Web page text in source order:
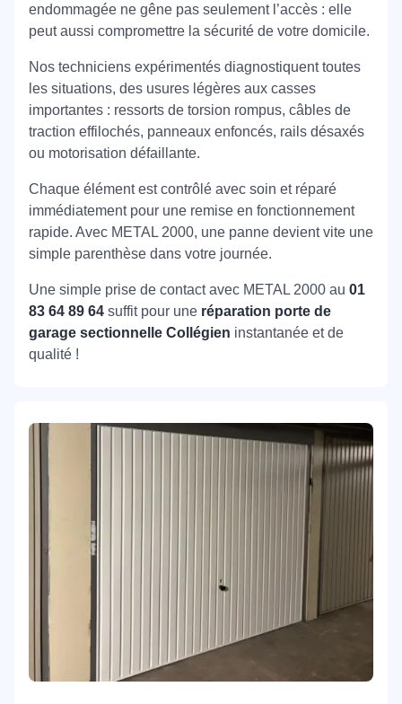
endommagée ne gêne pas seulement l’accès : elle
peut aussi compromettre la sécurité de votre domicile.
Nos techniciens expérimentés diagnostiquent toutes
les situations, des usures légères aux casses
importantes : ressorts de torsion rompus, câbles de
traction effilochés, panneaux enfoncés, rails désaxés
ou motorisation défaillante.
Chaque élément est contrôlé avec soin et réparé
immédiatement pour une remise en fonctionnement
rapide. Avec METAL 2000, une panne devient vite une
simple parenthèse dans votre journée.
Une simple prise de contact avec METAL 2000 au 01
83 64 89 64 suffit pour une réparation porte de
garage sectionnelle Collégien instantanée et de
qualité !